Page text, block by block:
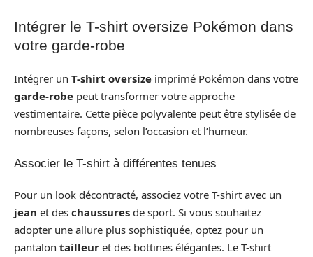
Intégrer le T-shirt oversize Pokémon dans
votre garde-robe
Intégrer un T-shirt oversize imprimé Pokémon dans votre
garde-robe peut transformer votre approche
vestimentaire. Cette pièce polyvalente peut être stylisée de
nombreuses façons, selon l’occasion et l’humeur.
Associer le T-shirt à différentes tenues
Pour un look décontracté, associez votre T-shirt avec un
jean et des chaussures de sport. Si vous souhaitez
adopter une allure plus sophistiquée, optez pour un
pantalon tailleur et des bottines élégantes. Le T-shirt